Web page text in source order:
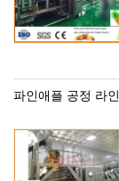
파인애플 공정 라